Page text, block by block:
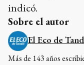
indicó.
Sobre el autor
El Eco de
Más de 143 años